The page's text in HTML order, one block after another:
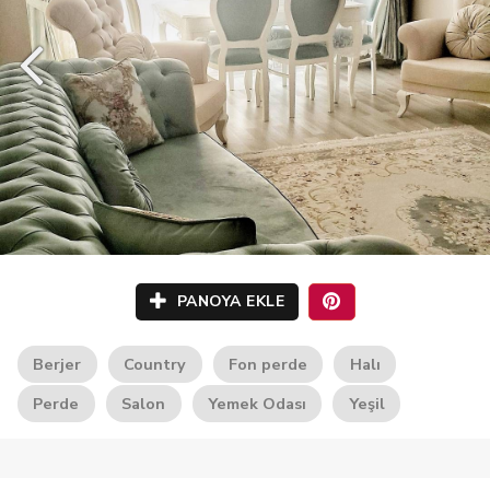
PANOYA EKLE
Berjer Country Fon perde
Halı
Perde
Salon Yemek Odası Yeşil